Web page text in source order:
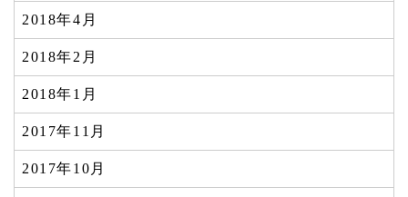
2018年4月
2018年2月
2018年1月
2017年11月
2017年10月